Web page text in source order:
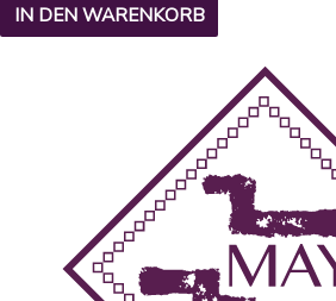
IN DEN WARENKORB